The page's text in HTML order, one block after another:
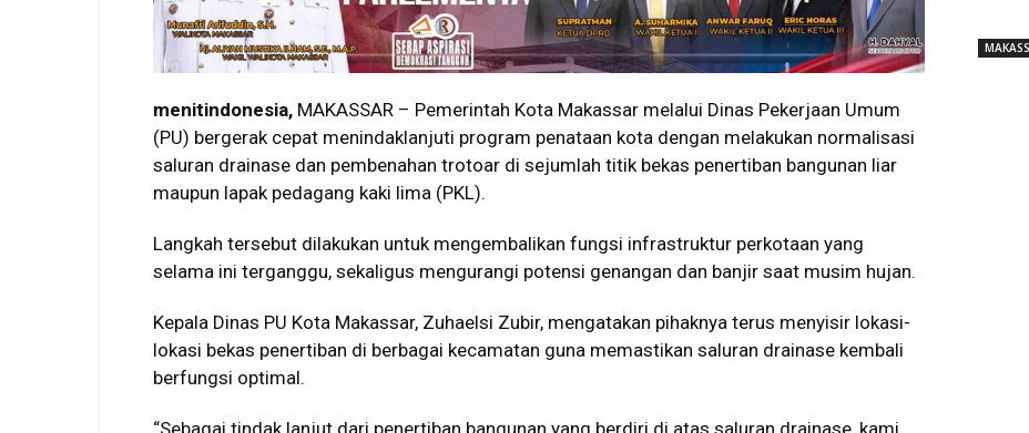
menitindonesia, MAKASSAR – Pemerintah Kota Makassar melalui Dinas Pekerjaan Umum
(PU) bergerak cepat menindaklanjuti program penataan kota dengan melakukan normalisasi
saluran drainase dan pembenahan trotoar di sejumlah titik bekas penertiban bangunan liar
maupun lapak pedagang kaki lima (PKL).
Langkah tersebut dilakukan untuk mengembalikan fungsi infrastruktur perkotaan yang
selama ini terganggu, sekaligus mengurangi potensi genangan dan banjir saat musim hujan.
Kepala Dinas PU Kota Makassar, Zuhaelsi Zubir, mengatakan pihaknya terus menyisir lokasi-
lokasi bekas penertiban di berbagai kecamatan guna memastikan saluran drainase kembali
berfungsi optimal.
“Sebagai tindak lanjut dari penertiban bangunan yang berdiri di atas saluran drainase, kami